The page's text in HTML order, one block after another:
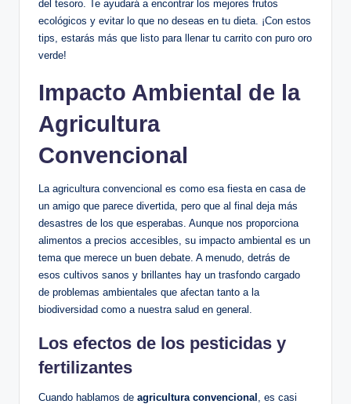
del tesoro. Te ayudará a encontrar los mejores frutos
ecológicos y evitar lo que no deseas en tu dieta. ¡Con estos
tips, estarás más que listo para llenar tu carrito con puro oro
verde!
Impacto Ambiental de la
Agricultura
Convencional
La agricultura convencional es como esa fiesta en casa de
un amigo que parece divertida, pero que al final deja más
desastres de los que esperabas. Aunque nos proporciona
alimentos a precios accesibles, su impacto ambiental es un
tema que merece un buen debate. A menudo, detrás de
esos cultivos sanos y brillantes hay un trasfondo cargado
de problemas ambientales que afectan tanto a la
biodiversidad como a nuestra salud en general.
Los efectos de los pesticidas y
fertilizantes
Cuando hablamos de agricultura convencional , es casi